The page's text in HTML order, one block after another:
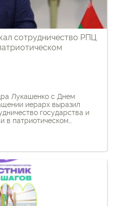
сотрудничество РПЦ
Лукашенко с Днем
иерарх выразил
государства и
в патриотическом
Православной Церкви с
и благонамеренными
способствовать
и
подрастающего поколения»,